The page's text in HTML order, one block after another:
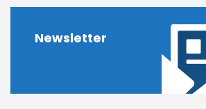
Newsletter